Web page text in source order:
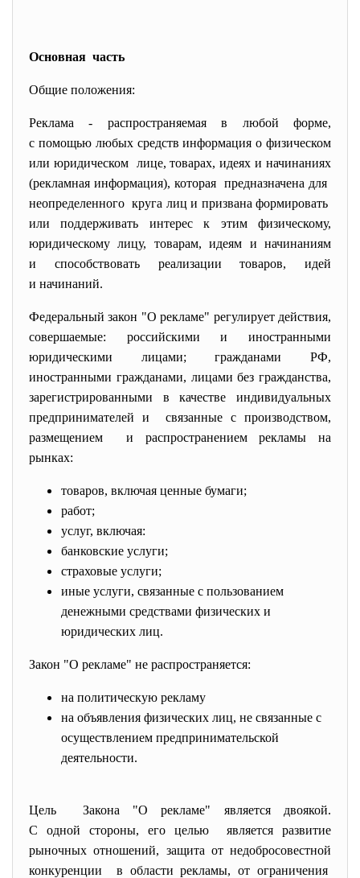
Основная часть
Общие положения:
Реклама - распространяемая в любой форме,
с помощью любых средствинформация о физическом
или юридическом лице, товарах, идеях и начинаниях
(рекламная информация), которая предназначена для
неопределенного круга лиц и призвана формировать
или поддерживать интерес к этим физическому,
юридическому лицу, товарам, идеям и начинаниям
и способствовать реализации товаров, идей
и начинаний.
Федеральный закон "О рекламе" регулирует действия,
совершаемые: российскими и иностранными
юридическими лицами; гражданами РФ,
иностранными гражданами, лицами без гражданства,
зарегистрированными в качестве индивидуальных
предпринимателей и связанные с производством,
размещением и распространением рекламы на
рынках:
товаров, включая ценные бумаги;
работ;
услуг, включая:
банковские услуги;
страховые услуги;
иные услуги, связанные с пользованием
денежными средствами физических и
юридических лиц.
Закон "О рекламе" не распространяется:
на политическую рекламу
на объявления физических лиц, не связанные с
осуществлением предпринимательской
деятельности.
Цель Закона "О рекламе" является двоякой.
С одной стороны, его целью является развитие
рыночных отношений, защита от недобросовестной
конкуренции в области рекламы, от ограничения